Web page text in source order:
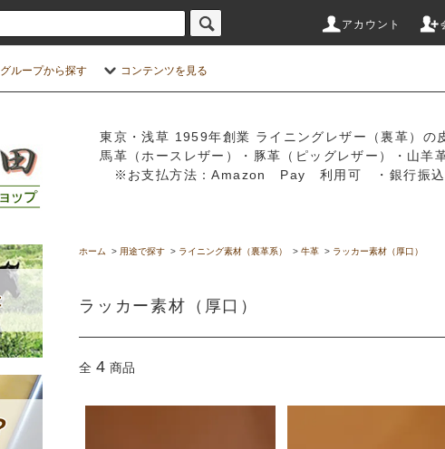
アカウント
グループから探す コンテンツを見る
東京・浅草 1959年創業 ライニングレザー（裏革）の
馬革（ホースレザー）・豚革（ピッグレザー）・山羊
※お支払方法：Amazon Pay 利用可 ・銀行振
ホーム > 用途で探す > ライニング素材（裏革系） > 牛革 > ラッカー素材（厚口）
ラッカー素材（厚口）
全 4 商品